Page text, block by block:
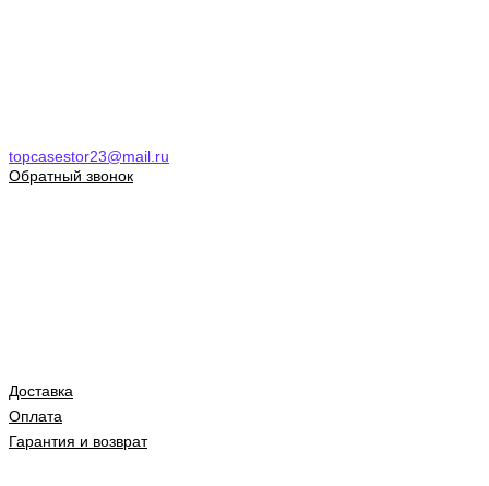
topcasestor23@mail.ru
Обратный звонок
Доставка
Оплата
Гарантия и возврат